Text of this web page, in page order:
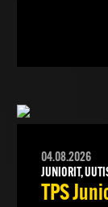
04.08.2026
JUNIORIT,
TPS